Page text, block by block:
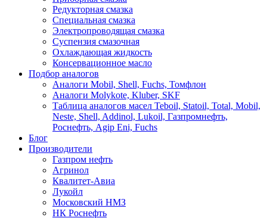
Редукторная смазка
Специальная смазка
Электропроводящая смазка
Суспензия смазочная
Охлаждающая жидкость
Консервационное масло
Подбор аналогов
Аналоги Mobil, Shell, Fuchs, Томфлон
Аналоги Molykote, Kluber, SKF
Таблица аналогов масел Teboil, Statoil, Total, Mobil,
Neste, Shell, Addinol, Lukoil, Газпромнефть,
Роснефть, Agip Eni, Fuchs
Блог
Производители
Газпром нефть
Агринол
Квалитет-Авиа
Лукойл
Московский НМЗ
НК Роснефть